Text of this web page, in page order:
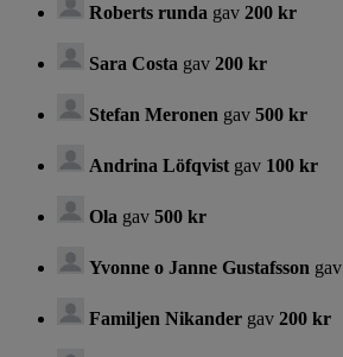
Roberts runda gav 200 kr
Sara Costa gav 200 kr
Stefan Meronen gav 500 kr
Andrina Löfqvist gav 100 kr
Ola gav 500 kr
Yvonne o Janne Gustafsson gav
Familjen Nikander gav 200 kr